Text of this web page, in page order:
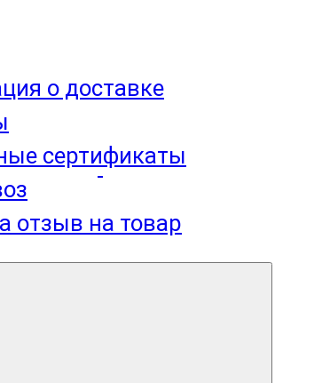
о доставке
сертификаты
отзыв на товар